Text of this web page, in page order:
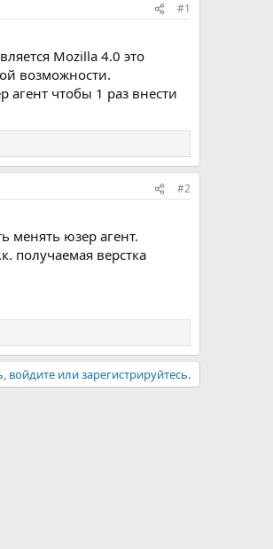
#1
Mozilla 4.0 это
возможности.
чтобы 1 раз внести
#2
менять юзер агент.
получаемая верстка
войдите или зарегистрируйтесь.